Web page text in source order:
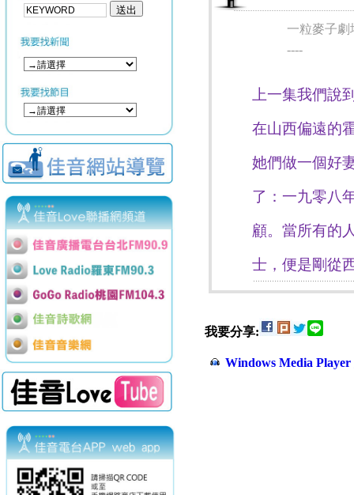
一粒麥子劇
----
上一集我們說
在山西偏遠的
她們做一個好
了： 一九零八
顧。當所有的
士，便是剛從
我要分享:
Windows Media